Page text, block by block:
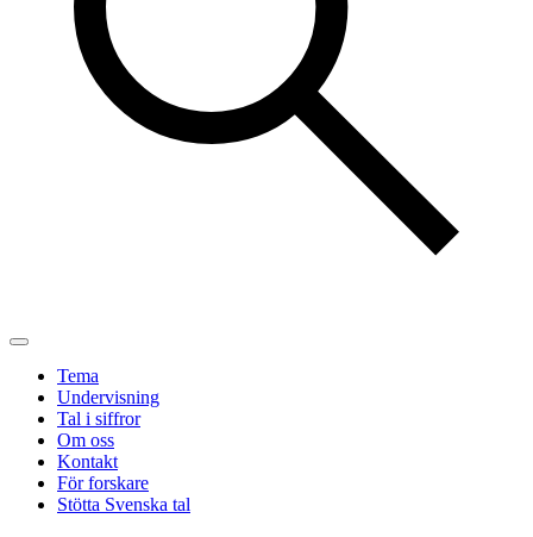
Tema
Undervisning
Tal i siffror
Om oss
Kontakt
För forskare
Stötta Svenska tal